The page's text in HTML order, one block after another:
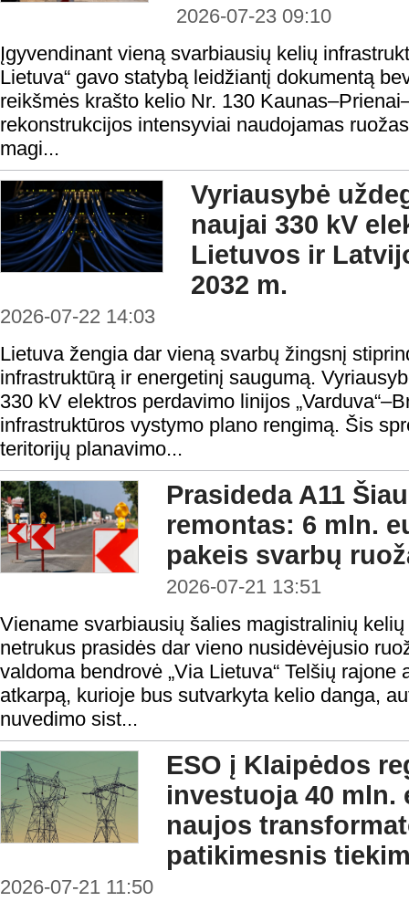
2026-07-23 09:10
Įgyvendinant vieną svarbiausių kelių
Lietuva“ gavo statybą leidžiantį dokumentą
reikšmės krašto kelio Nr. 130
rekonstrukcijos intensyviai naudojamas
magi...
Vyriausybė
naujai 330 kV
Lietuvos ir
2032 m.
2026-07-22 14:03
Lietuva žengia dar vieną svarbų žingsnį
infrastruktūrą ir energetinį saugumą.
330 kV elektros perdavimo linijos
infrastruktūros vystymo plano rengimą. Šis
teritorijų planavimo...
Prasideda A11
remontas: 6 mln.
pakeis svarbų
2026-07-21 13:51
Viename svarbiausių šalies magistralinių
netrukus prasidės dar vieno nusidėvėjusio
valdoma bendrovė „Via Lietuva“ Telšių
atkarpą, kurioje bus sutvarkyta kelio danga,
nuvedimo sist...
ESO į Klaipėdos
investuoja 40 mln.
naujos
patikimesnis
2026-07-21 11:50